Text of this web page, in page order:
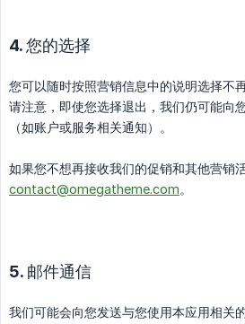
4. 您的选择
您可以随时按照营销信息中的说明选择不
请注意，即使您选择退出，我们仍可能向
（如账户或服务相关通知）。
如果您不想再接收我们的促销和其他营销
contact@omegatheme.com。
5. 邮件通信
我们可能会向您发送与您使用本应用相关